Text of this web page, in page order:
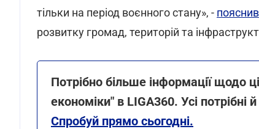
тільки на період воєнного стану», - пояснив
розвитку громад, територій та
Потрібно більше інформації щодо
економіки" в LIGA360. Усі потрібні
Спробуй прямо сьогодні.